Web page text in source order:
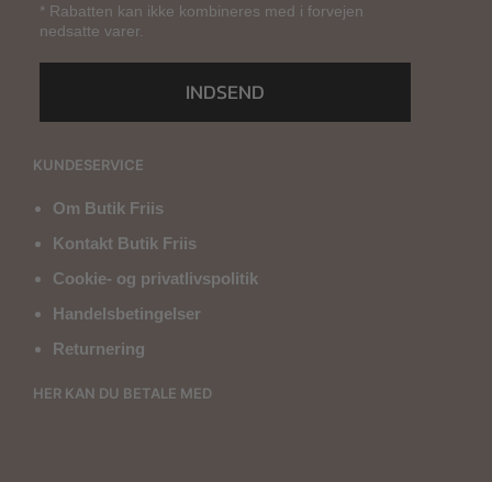
* Rabatten kan ikke kombineres med i forvejen
nedsatte varer.
INDSEND
KUNDESERVICE
Om Butik Friis
Kontakt Butik Friis
Cookie- og privatlivspolitik
Handelsbetingelser
Returnering
HER KAN DU BETALE MED